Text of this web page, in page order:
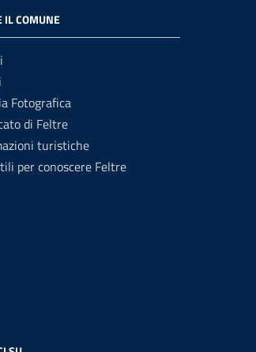
IL COMUNE
Fotografica
di Feltre
turistiche
per conoscere Feltre